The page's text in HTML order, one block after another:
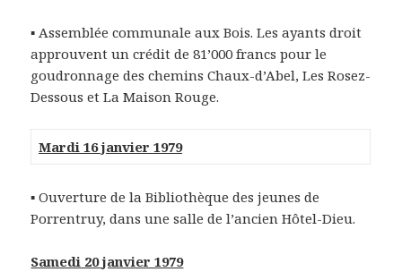
▪ Assemblée communale aux Bois. Les ayants droit
approuvent un crédit de 81’000 francs pour le
goudronnage des chemins Chaux-d’Abel, Les Rosez-
Dessous et La Maison Rouge.
Mardi 16 janvier 1979
▪Ouverture de la Bibliothèque des jeunes de
Porrentruy, dans une salle de l’ancien Hôtel-Dieu.
Samedi 20 janvier 1979